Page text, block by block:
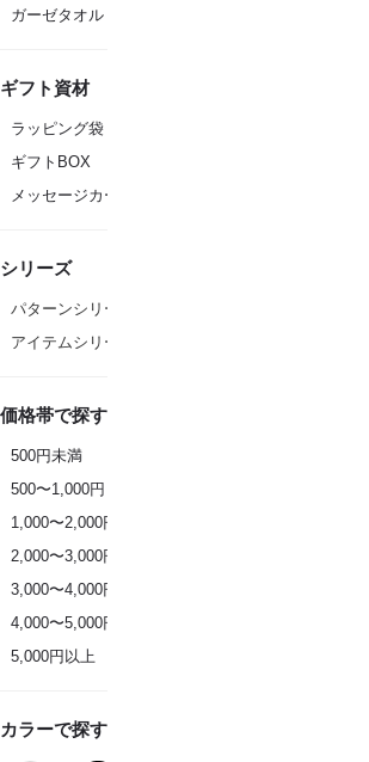
ガーゼタオル
ギフト資材
ラッピング袋
ギフトBOX
メッセージカード
シリーズ
パターンシリーズ
アイテムシリーズ
価格帯で探す
500円未満
500〜1,000円
1,000〜2,000円
2,000〜3,000円
3,000〜4,000円
4,000〜5,000円
5,000円以上
カラーで探す